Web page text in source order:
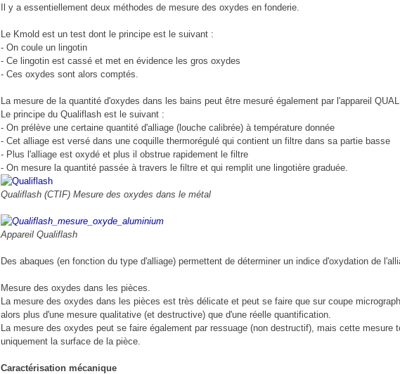
Il y a essentiellement deux méthodes de mesure des oxydes en fonderie.
Le Kmold est un test dont le principe est le suivant :
- On coule un lingotin
- Ce lingotin est cassé et met en évidence les gros oxydes
- Ces oxydes sont alors comptés.
La mesure de la quantité d'oxydes dans les bains peut être mesuré également par l'appareil
Le principe du Qualiflash est le suivant :
- On prélève une certaine quantité d'alliage (louche calibrée) à température donnée
- Cet alliage est versé dans une coquille thermorégulé qui contient un filtre dans sa partie basse
- Plus l'alliage est oxydé et plus il obstrue rapidement le filtre
- On mesure la quantité passée à travers le filtre et qui remplit une lingotière graduée.
Qualiflash (CTIF) Mesure des oxydes dans le métal
Appareil Qualiflash
Des abaques (en fonction du type d'alliage) permettent de déterminer un indice d'oxydation de
Mesure des oxydes dans les pièces.
La mesure des oxydes dans les pièces est très délicate et peut se faire que sur coupe
alors plus d'une mesure qualitative (et destructive) que d'une réelle quantification.
La mesure des oxydes peut se faire également par ressuage (non destructif), mais cette mesure
uniquement la surface de la pièce.
Caractérisation mécanique